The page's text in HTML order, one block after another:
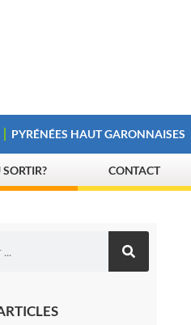
PYRÉNÉES HAUT GARONNAISES
CONTACT